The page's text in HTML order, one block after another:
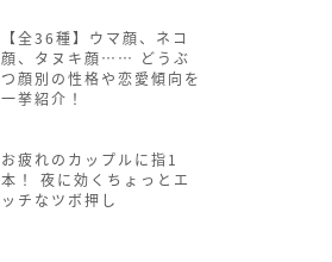
【全36種】ウマ顔、ネコ
顔、タヌキ顔…… どうぶ
つ顔別の性格や恋愛傾向を
一挙紹介！
お疲れのカップルに指1
本！ 夜に効くちょっとエ
ッチなツボ押し